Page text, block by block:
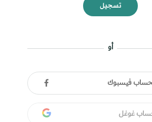
تسجيل
أو
فيسبوك
غوغل